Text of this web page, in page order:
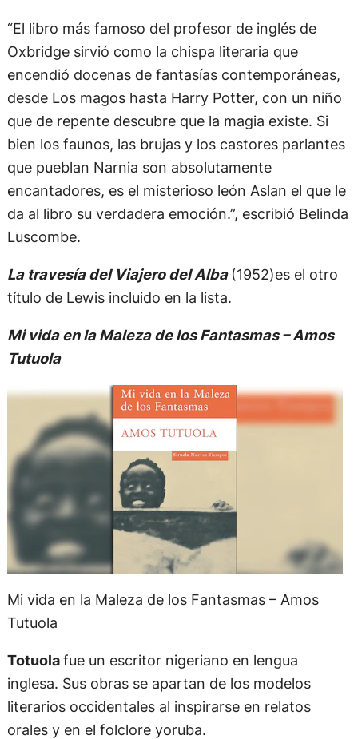
“El libro más famoso del profesor de inglés de
Oxbridge sirvió como la chispa literaria que
encendió docenas de fantasías contemporáneas,
desde Los magos hasta Harry Potter, con un niño
que de repente descubre que la magia existe. Si
bien los faunos, las brujas y los castores parlantes
que pueblan Narnia son absolutamente
encantadores, es el misterioso león Aslan el que le
da al libro su verdadera emoción.”, escribió Belinda
Luscombe.
La travesía del Viajero del Alba (1952)es el otro
título de Lewis incluido en la lista.
Mi vida en la Maleza de los Fantasmas – Amos
Tutuola
Mi vida en la Maleza de los Fantasmas – Amos
Tutuola
Totuolafue un escritor nigeriano en lengua
inglesa. Sus obras se apartan de los modelos
literarios occidentales al inspirarse en relatos
orales y en el folclore yoruba.